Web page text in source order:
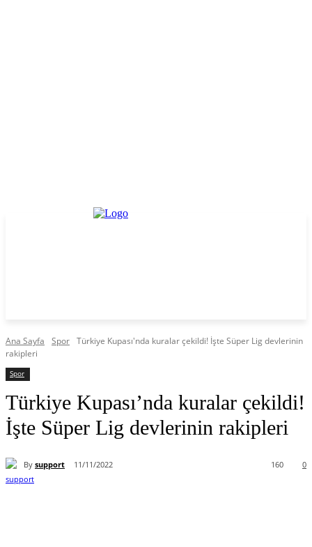
Ana Sayfa Spor Türkiye Kupası'nda kuralar çekildi! İşte Süper Lig devlerinin
rakipleri
Spor
Türkiye Kupası’nda kuralar çekildi!
İşte Süper Lig devlerinin rakipleri
By support 11/11/2022 0
160